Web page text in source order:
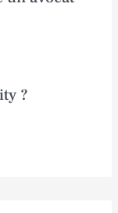
?